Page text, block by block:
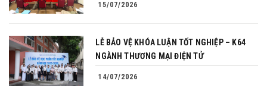
15/07/2026
LỄ BẢO VỆ KHÓA LUẬN TỐT NGHIỆP – K64
NGÀNH THƯƠNG MẠI ĐIỆN TỬ
14/07/2026